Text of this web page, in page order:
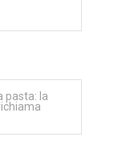
pasta: la